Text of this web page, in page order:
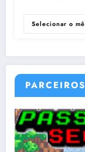
ARQUIVOS
PARCEIROS